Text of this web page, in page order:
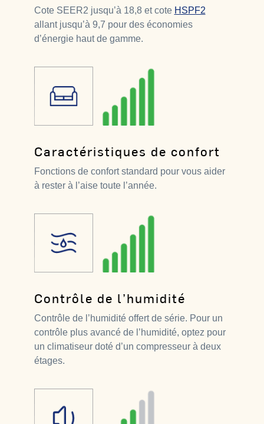
Cote SEER2 jusqu’à 18,8 et cote HSPF2
allant jusqu’à 9,7 pour des économies
d’énergie haut de gamme.
Caractéristiques de confort
Fonctions de confort standard pour vous aider
à rester à l’aise toute l’année.
Contrôle de l’humidité
Contrôle de l’humidité offert de série. Pour un
contrôle plus avancé de l’humidité, optez pour
un climatiseur doté d’un compresseur à deux
étages.